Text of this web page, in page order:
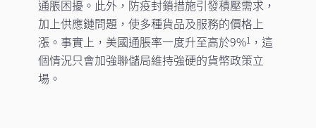
通脹困擾。此外，防疫封鎖措施引發積壓需求，
加上供應鏈問題，使多種貨品及服務的價格上
漲。事實上，美國通脹率一度升至高於9%1，這
個情況只會加強聯儲局維持強硬的貨幣政策立
場。